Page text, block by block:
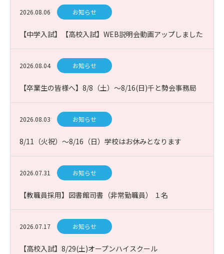
2026.08.06 お知らせ
【中学入試】【高校入試】WEB説明会動画アップしました
2026.08.04 お知らせ
【卒業生の皆様へ】8/8（土）～8/16(日)千と勢会事務局
お休み
2026.08.03 お知らせ
8/11（火祝）～8/16（日）学校はお休みとなります
2026.07.31 お知らせ
【教職員採用】図書館司書（非常勤職員） １名
2026.07.17 お知らせ
【高校入試】8/29(土)オープンハイスクール